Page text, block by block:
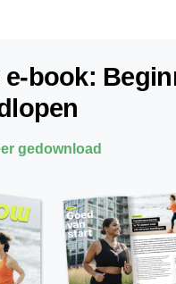
e-book:
gedownload